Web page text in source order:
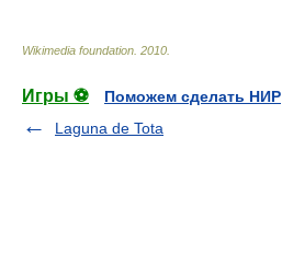
Wikimedia foundation 2010
Игры ⚽
Поможем сделать НИР
Laguna de Tota